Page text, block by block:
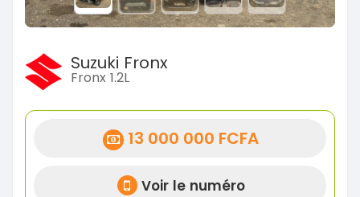
Suzuki Fronx
Fronx 1.2L
13 000 000 FCFA
Voir le numéro